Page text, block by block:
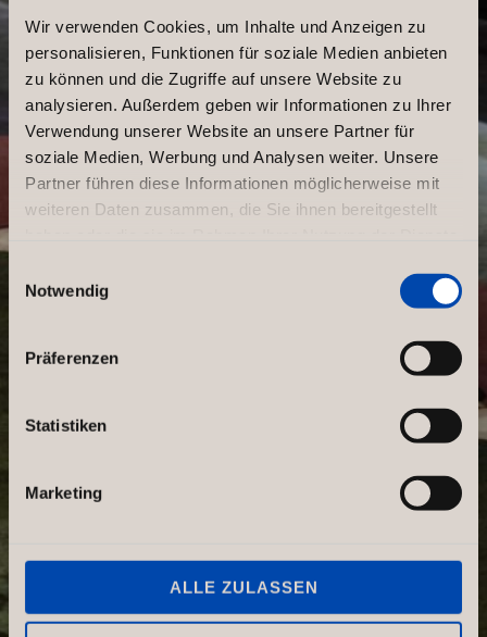
Wir verwenden Cookies, um Inhalte und Anzeigen zu
personalisieren, Funktionen für soziale Medien anbieten
zu können und die Zugriffe auf unsere Website zu
analysieren. Außerdem geben wir Informationen zu Ihrer
Verwendung unserer Website an unsere Partner für
soziale Medien, Werbung und Analysen weiter. Unsere
Partner führen diese Informationen möglicherweise mit
weiteren Daten zusammen, die Sie ihnen bereitgestellt
Notwendig
Präferenzen
Statistiken
Marketing
ALLE ZULASSEN